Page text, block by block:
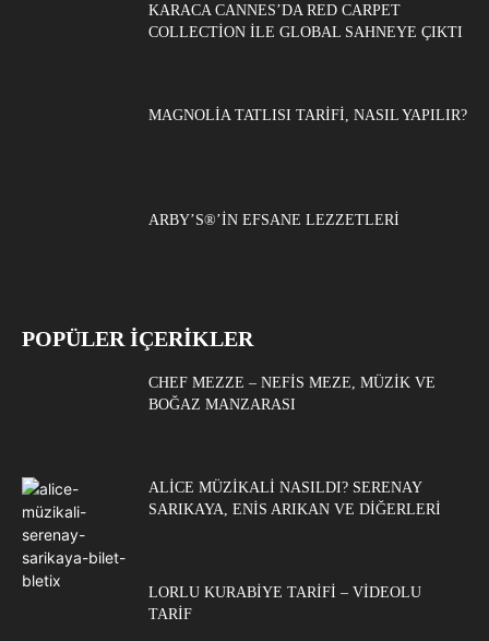
KARACA CANNES’DA RED CARPET
COLLECTION ILE GLOBAL SAHNEYE ÇIKTI
MAGNOLIA TATLISI TARIFI, NASIL YAPILIR?
ARBY’S®’IN EFSANE LEZZETLERI
POPÜLER İÇERİKLER
CHEF MEZZE – NEFIS MEZE, MÜZIK VE
BOĞAZ MANZARASI
ALICE MÜZIKALI NASILDI? SERENAY
SARIKAYA, ENIS ARIKAN VE DIĞERLERI
LORLU KURABIYE TARIFI – VIDEOLU
TARIF